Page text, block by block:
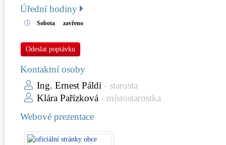
Úřední hodiny
Sobota zavřeno
Odeslat poptávku
Kontaktní osoby
Ing. Ernest Páldi - starosta
Klára Pařízková - místostarostka
Webové prezentace